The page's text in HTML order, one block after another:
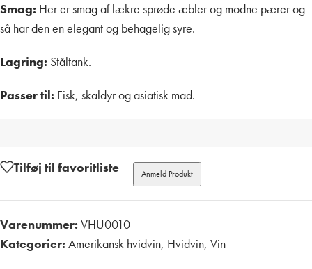
Smag: Her er smag af lækre sprøde æbler og modne pærer og
så har den en elegant og behagelig syre.
Lagring: Ståltank.
Passer til: Fisk, skaldyr og asiatisk mad.
Tilføj til favoritliste Anmeld Produkt
Varenummer: VHU0010
Kategorier: Amerikansk hvidvin, Hvidvin, Vin